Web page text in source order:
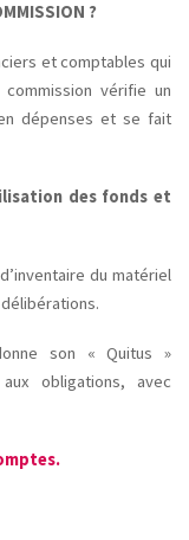
?
et comptables qui
vérifie un
dépenses et se fait
des fonds et
du matériel
son « Quitus »
obligations, avec